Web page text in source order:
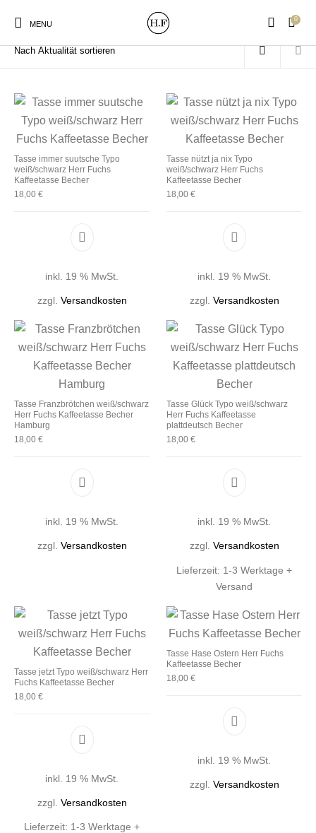
MENU
0
New Products On Sale! Wandteller Geschirrtücher
Gutscheine Magneten
Start / Produkte verschlagwortet mit „Becher“
Tasse immer suutsche Typo
weiß/schwarz Herr Fuchs
Kaffeetasse Becher
18,00 €
inkl. 19 % MwSt.
zzgl. Versandkosten
Tasse nützt ja nix Typo
weiß/schwarz Herr Fuchs
Kaffeetasse Becher
18,00 €
inkl. 19 % MwSt.
zzgl. Versandkosten
Tasse Franzbrötchen weiß/schwarz
Herr Fuchs Kaffeetasse Becher
Hamburg
18,00 €
inkl. 19 % MwSt.
zzgl. Versandkosten
Tasse Glück Typo weiß/schwarz
Herr Fuchs Kaffeetasse
plattdeutsch Becher
18,00 €
inkl. 19 % MwSt.
zzgl. Versandkosten
Lieferzeit: 1-3 Werktage +
Versand
Tasse jetzt Typo weiß/schwarz Herr
Fuchs Kaffeetasse Becher
18,00 €
inkl. 19 % MwSt.
zzgl. Versandkosten
Lieferzeit: 1-3 Werktage +
Tasse Hase Ostern Herr Fuchs
Kaffeetasse Becher
18,00 €
inkl. 19 % MwSt.
zzgl. Versandkosten